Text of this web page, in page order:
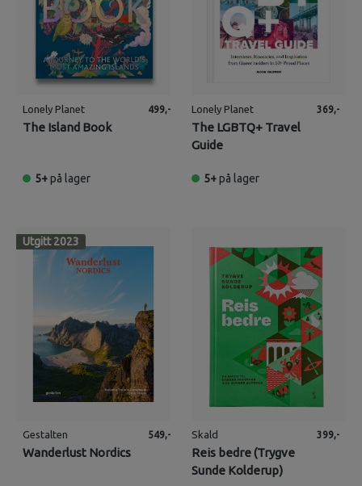
Lonely Planet
The Island Book
499,-
5+på lager
Lonely Planet
The LGBTQ+ Travel
Guide
369,-
5+på lager
Utgitt 2023
Gestalten
Wanderlust Nordics
549,- Skald
Reis bedre (Trygve
Sunde Kolderup)
399,-